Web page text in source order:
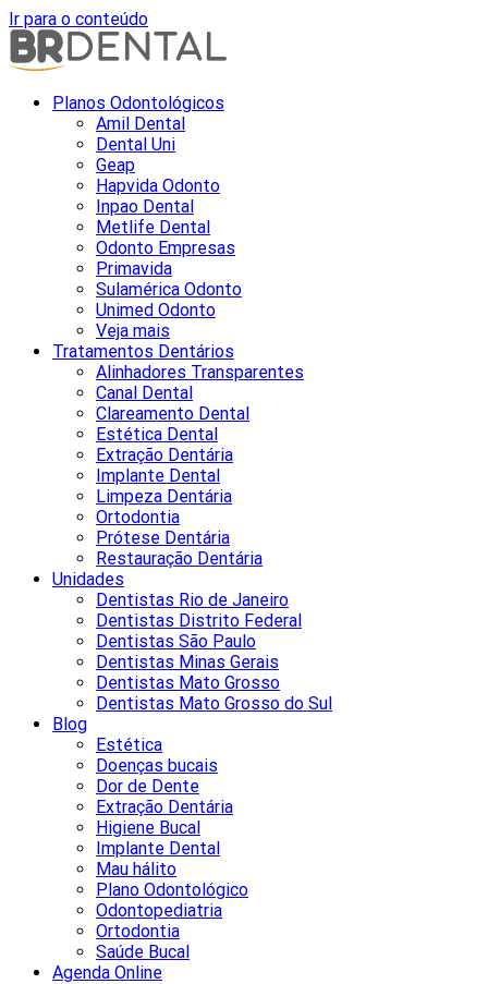
Ir para o conteúdo
Planos Odontológicos
Amil Dental
Dental Uni
Geap
Hapvida Odonto
Inpao Dental
Metlife Dental
Odonto Empresas
Primavida
Sulamérica Odonto
Unimed Odonto
Veja mais
Tratamentos Dentários
Alinhadores Transparentes
Canal Dental
Clareamento Dental
Estética Dental
Extração Dentária
Implante Dental
Limpeza Dentária
Ortodontia
Prótese Dentária
Restauração Dentária
Unidades
Dentistas Rio de Janeiro
Dentistas Distrito Federal
Dentistas São Paulo
Dentistas Minas Gerais
Dentistas Mato Grosso
Dentistas Mato Grosso do Sul
Blog
Estética
Doenças bucais
Dor de Dente
Extração Dentária
Higiene Bucal
Implante Dental
Mau hálito
Plano Odontológico
Odontopediatria
Ortodontia
Saúde Bucal
Agenda Online